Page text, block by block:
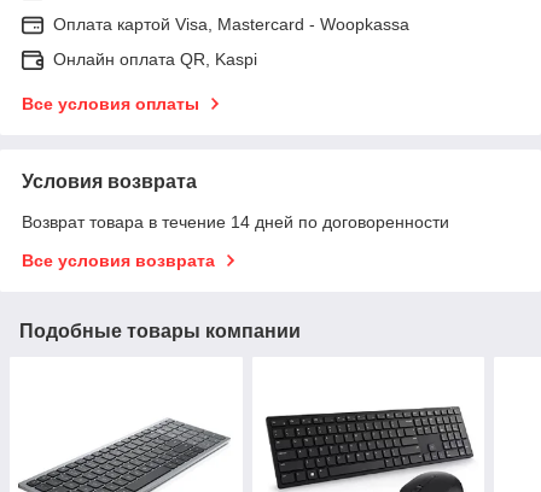
Оплата картой Visa, Mastercard - Woopkassa
Онлайн оплата QR, Kaspi
Все условия оплаты
Условия возврата
Возврат товара в течение 14 дней по договоренности
Все условия возврата
Подобные товары компании